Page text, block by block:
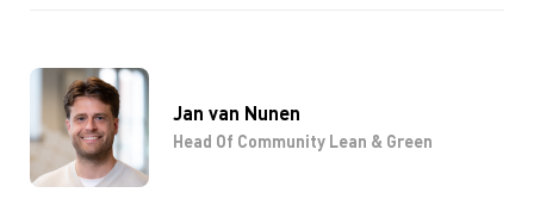
Jan van Nunen
Head Of Community Lean & Green